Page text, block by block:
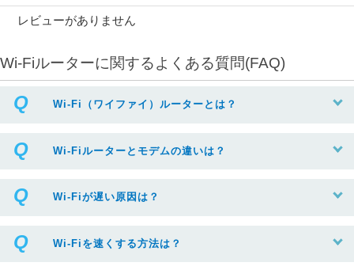
レビューがありません
Wi-Fiルーターに関するよくある質問(FAQ)
Wi-Fi（ワイファイ）ルーターとは？
Wi-Fiルーターとモデムの違いは？
Wi-Fiが遅い原因は？
Wi-Fiを速くする方法は？